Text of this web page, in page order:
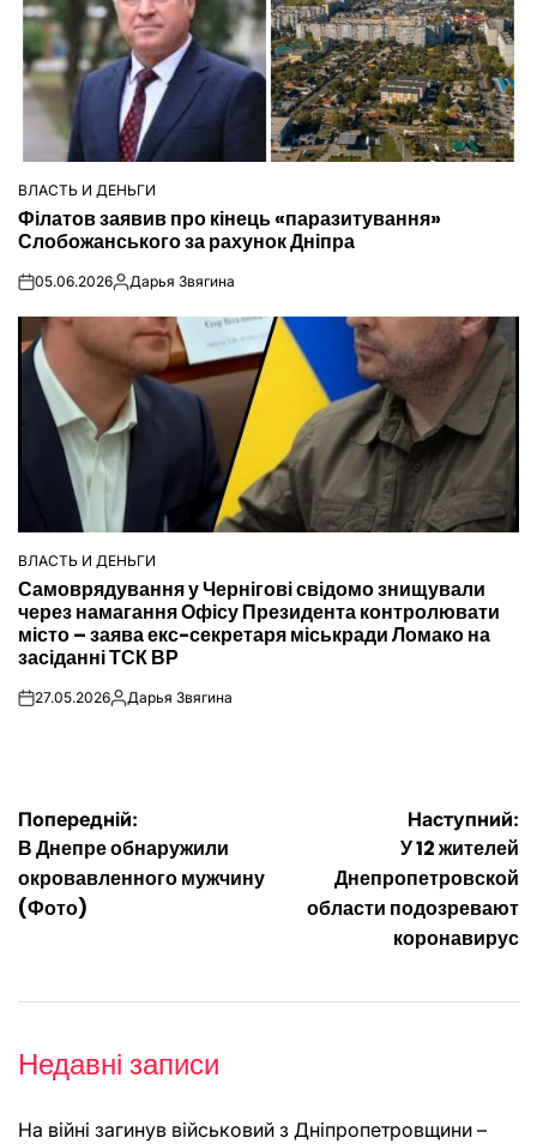
ОПУБЛІКУВАТИ
У
ВЛАСТЬ И ДЕНЬГИ
Філатов заявив про кінець «паразитування»
Слобожанського за рахунок Дніпра
on05.06.2026Опубліковано
Дарья Звягина
ОПУБЛІКУВАТИ
У
ВЛАСТЬ И ДЕНЬГИ
Самоврядування у Чернігові свідомо знищували
через намагання Офісу Президента контролювати
місто – заява екс-секретаря міськради Ломако на
засіданні ТСК ВР
on27.05.2026Опубліковано
Дарья Звягина
Навігація
записів
Попередній:
В Днепре обнаружили
окровавленного мужчину
(Фото)
Наступний:
У 12 жителей
Днепропетровской
области подозревают
коронавирус
Недавні записи
На війні загинув військовий з Дніпропетровщини –